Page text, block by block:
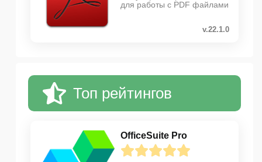
для работы с PDF файлами
v.22.1.0
Топ рейтингов
OfficeSuite Pro